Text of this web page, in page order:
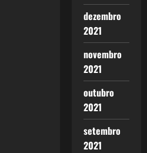
dezembro
2021
novembro
2021
outubro
2021
setembro
2021